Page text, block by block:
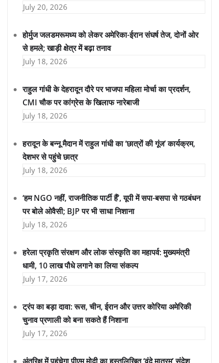
July 20, 2026
होर्मुज जलडमरूमध्य को लेकर अमेरिका-ईरान संघर्ष तेज, दोनों ओर
से हमले; खाड़ी क्षेत्र में बढ़ा तनाव
July 18, 2026
राहुल गांधी के देहरादून दौरे पर भाजपा महिला मोर्चा का प्रदर्शन,
CMI चौक पर कांग्रेस के खिलाफ नारेबाजी
July 18, 2026
हरादून के बन्नू मैदान में राहुल गांधी का ‘छात्रों की गूंज’ कार्यक्रम,
देशभर से पहुंचे छात्र
July 18, 2026
‘हम NGO नहीं, राजनीतिक पार्टी हैं’, यूपी में सपा-बसपा से गठबंधन
पर बोले ओवैसी; BJP पर भी साधा निशाना
July 18, 2026
हरेला प्रकृति संरक्षण और लोक संस्कृति का महापर्व: मुख्यमंत्री
धामी, 10 लाख पौधे लगाने का लिया संकल्प
July 17, 2026
ट्रंप का बड़ा दावा: रूस, चीन, ईरान और उत्तर कोरिया अमेरिकी
चुनाव प्रणाली को बना सकते हैं निशाना
July 17, 2026